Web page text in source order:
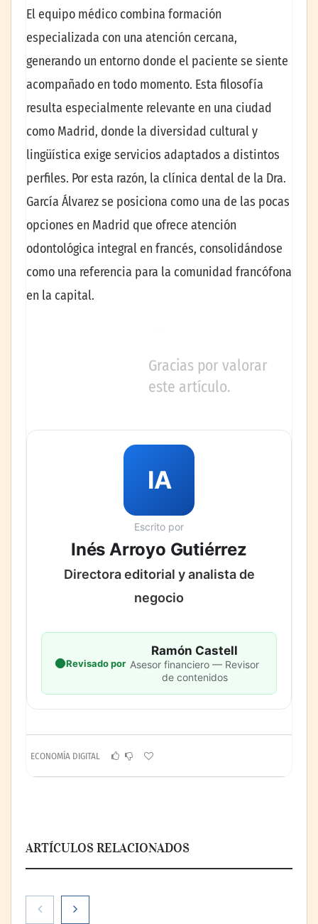
El equipo médico combina formación
especializada con una atención cercana,
generando un entorno donde el paciente se siente
acompañado en todo momento. Esta filosofía
resulta especialmente relevante en una ciudad
como Madrid, donde la diversidad cultural y
lingüística exige servicios adaptados a distintos
perfiles. Por esta razón, la clínica dental de la Dra.
García Álvarez se posiciona como una de las pocas
opciones en Madrid que ofrece atención
odontológica integral en francés, consolidándose
como una referencia para la comunidad francófona
en la capital.
Gracias por valorar
este artículo.
IA
Escrito por
Inés Arroyo Gutiérrez
Directora editorial y analista de
negocio
Revisado por
Ramón Castell
Asesor financiero — Revisor
de contenidos
ECONOMÍA DIGITAL
ARTÍCULOS RELACIONADOS